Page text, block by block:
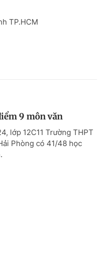
TP.HCM
9 môn văn
lớp 12C11 Trường THPT
Phòng có 41/48 học